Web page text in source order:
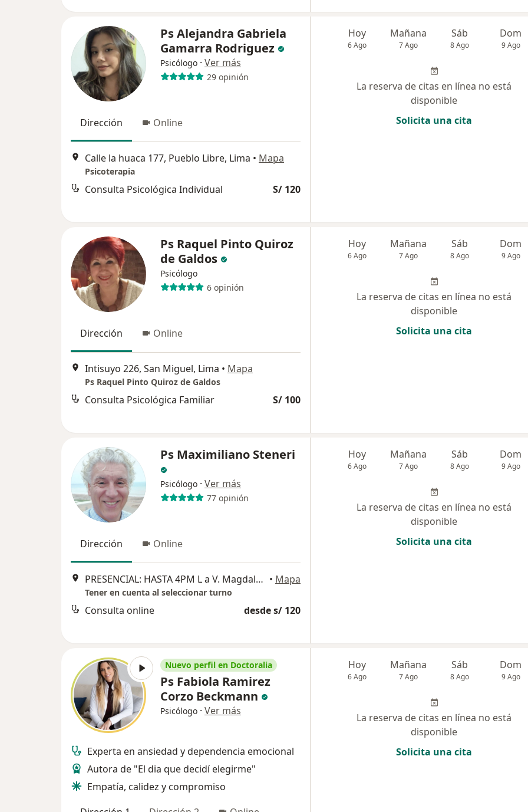
Ps Alejandra Gabriela
Gamarra Rodriguez
Psicólogo · Ver más
29 opinión
Dirección Online
Calle la huaca 177, Pueblo Libre, Lima • Mapa
Psicoterapia
Consulta Psicológica Individual S/ 120
Hoy
6 Ago
Mañana
7 Ago
Sáb
8 Ago
Dom
9 Ago
La reserva de citas en línea no está
disponible
Solicita una cita
Ps Raquel Pinto Quiroz
de Galdos
Psicólogo
6 opinión
Dirección Online
Intisuyo 226, San Miguel, Lima • Mapa
Ps Raquel Pinto Quiroz de Galdos
Consulta Psicológica Familiar S/ 100
Hoy
6 Ago
Mañana
7 Ago
Sáb
8 Ago
Dom
9 Ago
La reserva de citas en línea no está
disponible
Solicita una cita
Ps Maximiliano Steneri
Psicólogo · Ver más
77 opinión
Dirección Online
PRESENCIAL: HASTA 4PM L a V. Magdalena del mar, Av Brasil 4064 (cualquier duda comuníquese con el psicólogo al, Lima • Mapa
Tener en cuenta al seleccionar turno
Consulta online desde s/ 120
Hoy
6 Ago
Mañana
7 Ago
Sáb
8 Ago
Dom
9 Ago
La reserva de citas en línea no está
disponible
Solicita una cita
Nuevo perfil en Doctoralia
Ps Fabiola Ramirez
Corzo Beckmann
Psicólogo · Ver más
Experta en ansiedad y dependencia emocional
Autora de "El dia que decidí elegirme"
Empatía, calidez y compromiso
Hoy
6 Ago
Mañana
7 Ago
Sáb
8 Ago
Dom
9 Ago
La reserva de citas en línea no está
disponible
Solicita una cita